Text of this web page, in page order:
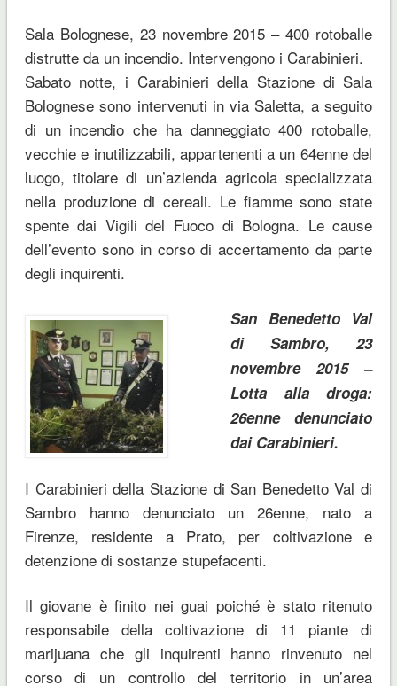
Sala Bolognese, 23 novembre 2015 – 400 rotoballe
distrutte da un incendio. Intervengono i Carabinieri.
Sabato notte, i Carabinieri della Stazione di Sala
Bolognese sono intervenuti in via Saletta, a seguito
di un incendio che ha danneggiato 400 rotoballe,
vecchie e inutilizzabili, appartenenti a un 64enne del
luogo, titolare di un’azienda agricola specializzata
nella produzione di cereali. Le fiamme sono state
spente dai Vigili del Fuoco di Bologna. Le cause
dell’evento sono in corso di accertamento da parte
degli inquirenti.
San Benedetto Val
di Sambro, 23
novembre 2015 –
Lotta alla droga:
26enne denunciato
dai Carabinieri.
I Carabinieri della Stazione di San Benedetto Val di
Sambro hanno denunciato un 26enne, nato a
Firenze, residente a Prato, per coltivazione e
detenzione di sostanze stupefacenti.
Il giovane è finito nei guai poiché è stato ritenuto
responsabile della coltivazione di 11 piante di
marijuana che gli inquirenti hanno rinvenuto nel
corso di un controllo del territorio in un’area